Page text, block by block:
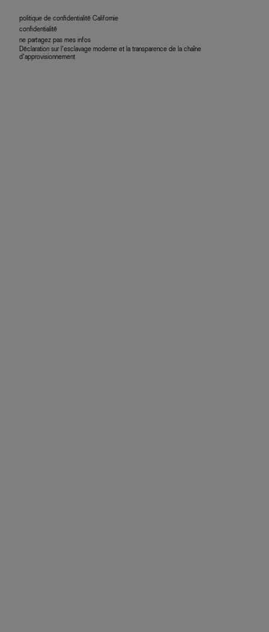
politique de confidentialité Californie
confidentialité
ne partagez pas mes infos
Déclaration sur l’esclavage moderne et la transparence de la chaîne
d’approvisionnement